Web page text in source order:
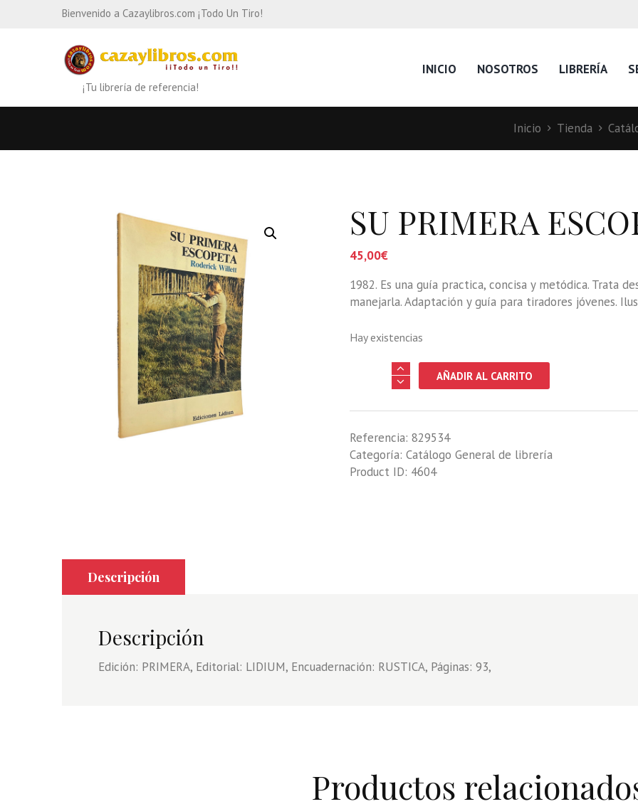
Bienvenido a Cazaylibros.com ¡Todo Un Tiro!
¡Tu librería de referencia!
INICIO NOSOTROS LIBRERÍA
Inicio Tienda
SU PRIMERA
45,00€
1982. Es una guía practica, concisa y metódica. Trata
manejarla. Adaptación y guía para tiradores jóvenes.
Hay existencias
PRIMERA
AÑADIR AL CARRITO
Referencia: 829534
Categoría: Catálogo General de librería
Product ID: 4604
Descripción
Descripción
Edición: PRIMERA, Editorial: LIDIUM, Encuadernación: RUSTICA, Páginas: 93,
Productos